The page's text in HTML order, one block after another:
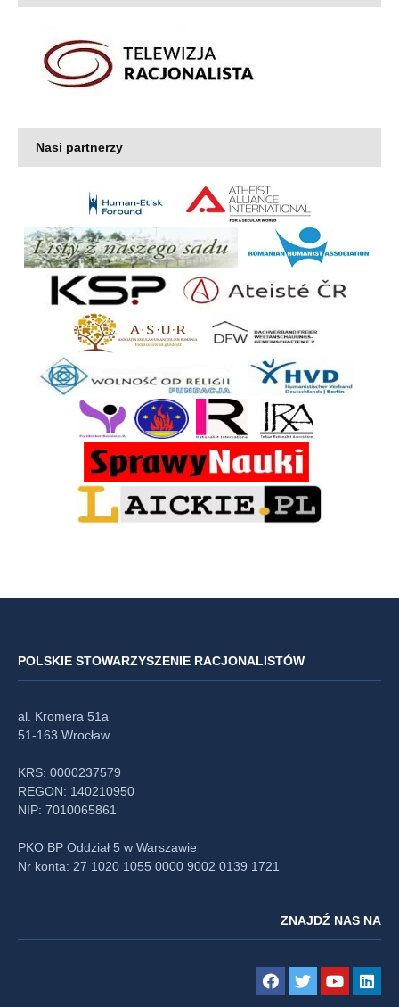
Nasi partnerzy
POLSKIE STOWARZYSZENIE RACJONALISTÓW
al. Kromera 51a
51-163 Wrocław
KRS: 0000237579
REGON: 140210950
NIP: 7010065861
PKO BP Oddział 5 w Warszawie
Nr konta: 27 1020 1055 0000 9002 0139 1721
ZNAJDŹ NAS NA